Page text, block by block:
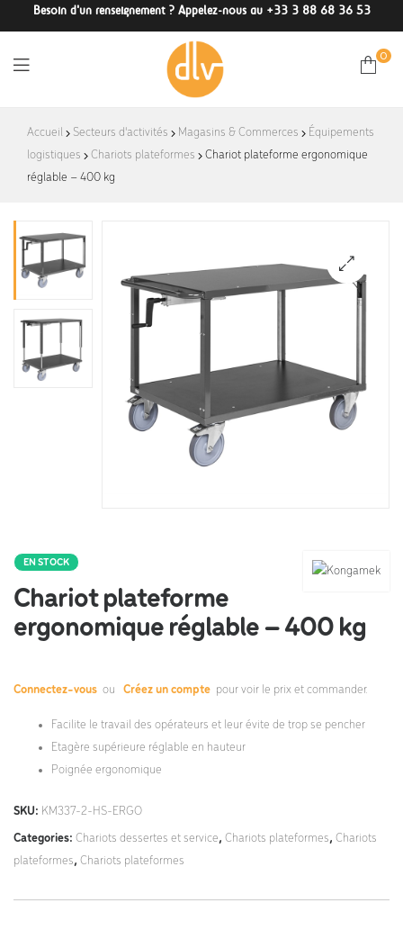
Besoin d'un renseignement ? Appelez-nous au +33 3 88 68 36 53
DLV-
France
0
Accueil Secteurs d'activités Magasins & Commerces
Équipements
logistiques
Chariots plateformes
Chariot plateforme ergonomique
réglable – 400 kg
EN STOCK
Chariot plateforme
ergonomique réglable – 400 kg
Connectez-vous ou Créez un compte pour voir le prix et commander.
Facilite le travail des opérateurs et leur évite de trop se pencher
Etagère supérieure réglable en hauteur
Poignée ergonomique
SKU: KM337-2-HS-ERGO
Categories: Chariots dessertes et service, Chariots plateformes, Chariots
plateformes, Chariots plateformes